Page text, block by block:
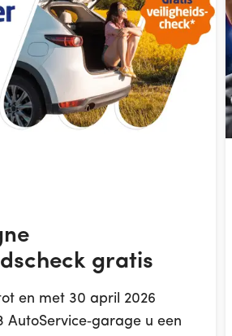
gratis
en met 30 april 2026
AutoService‑garage u een